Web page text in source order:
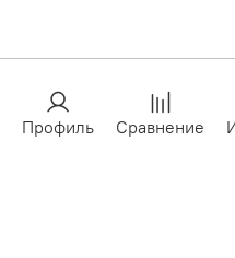
Профиль Сравнение